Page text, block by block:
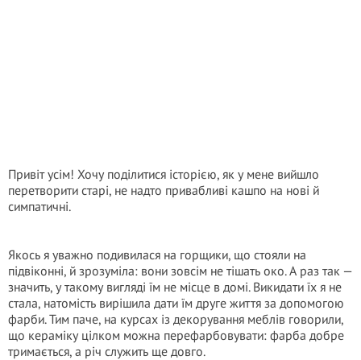
Привіт усім! Хочу поділитися історією, як у мене вийшло
перетворити старі, не надто привабливі кашпо на нові й
симпатичні.
Якось я уважно подивилася на горщики, що стояли на
підвіконні, й зрозуміла: вони зовсім не тішать око. А раз так —
значить, у такому вигляді їм не місце в домі. Викидати їх я не
стала, натомість вирішила дати їм друге життя за допомогою
фарби. Тим паче, на курсах із декорування меблів говорили,
що кераміку цілком можна перефарбовувати: фарба добре
тримається, а річ служить ще довго.